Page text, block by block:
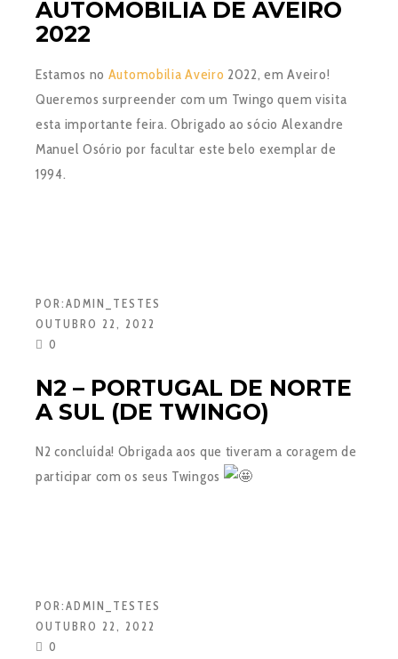
AUTOMOBILIA DE AVEIRO
2022
Estamos no Automobilia Aveiro 2022, em Aveiro!
Queremos surpreender com um Twingo quem visita
esta importante feira. Obrigado ao sócio Alexandre
Manuel Osório por facultar este belo exemplar de
1994.
POR:ADMIN_TESTES
OUTUBRO 22, 2022
0
N2 – PORTUGAL DE NORTE
A SUL (DE TWINGO)
N2 concluída! Obrigada aos que tiveram a coragem de
participar com os seus Twingos
POR:ADMIN_TESTES
OUTUBRO 22, 2022
0